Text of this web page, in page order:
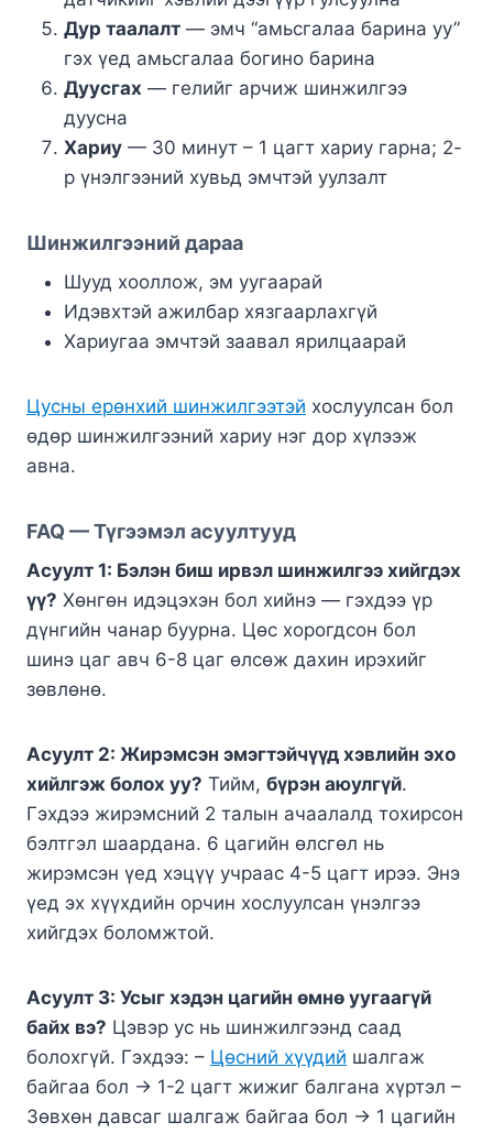
Дур таалалт — эмч “амьсгалаа барина уу”
гэх үед амьсгалаа богино барина
Дуусгах — гелийг арчиж шинжилгээ
дуусна
Хариу — 30 минут – 1 цагт хариу гарна; 2-
р үнэлгээний хувьд эмчтэй уулзалт
Шинжилгээний дараа
Шууд хооллож, эм уугаарай
Идэвхтэй ажилбар хязгаарлахгүй
Хариугаа эмчтэй заавал ярилцаарай
Цусны ерөнхий шинжилгээтэй хослуулсан бол
өдөр шинжилгээний хариу нэг дор хүлээж
авна.
FAQ — Түгээмэл асуултууд
Асуулт 1: Бэлэн биш ирвэл шинжилгээ хийгдэх
үү? Хөнгөн идэцэхэн бол хийнэ — гэхдээ үр
дүнгийн чанар буурна. Цөс хорогдсон бол
шинэ цаг авч 6-8 цаг өлсөж дахин ирэхийг
зөвлөнө.
Асуулт 2: Жирэмсэн эмэгтэйчүүд хэвлийн эхо
хийлгэж болох уу? Тийм, бүрэн аюулгүй.
Гэхдээ жирэмсний 2 талын ачаалалд тохирсон
бэлтгэл шаардана. 6 цагийн өлсгөл нь
жирэмсэн үед хэцүү учраас 4-5 цагт ирээ. Энэ
үед эх хүүхдийн орчин хослуулсан үнэлгээ
хийгдэх боломжтой.
Асуулт 3: Усыг хэдэн цагийн өмнө уугаагүй
байх вэ? Цэвэр ус нь шинжилгээнд саад
болохгүй. Гэхдээ: – Цөсний хүүдий шалгаж
байгаа бол → 1-2 цагт жижиг балгана хүртэл –
Зөвхөн давсаг шалгаж байгаа бол → 1 цагийн